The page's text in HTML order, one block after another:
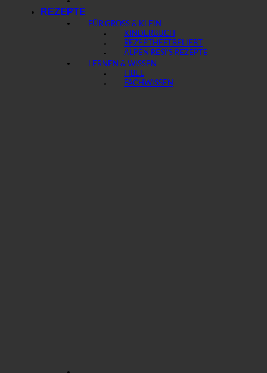
REZEPTE
FÜR GROSS & KLEIN
KINDERBUCH
REZEPTHEFT
ALPEN RESI’S REZEPTE
LERNEN & WISSEN
FIBEL
FACHWISSEN